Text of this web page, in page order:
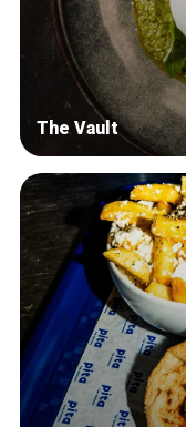
The Vault